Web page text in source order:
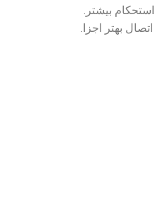
بیشتر.
بهتر اجزا.